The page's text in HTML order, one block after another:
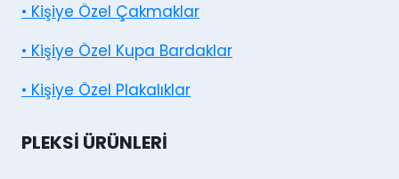
• Kişiye Özel Çakmaklar
• Kişiye Özel Kupa Bardaklar
• Kişiye Özel Plakalıklar
PLEKSI ÜRÜNLERI